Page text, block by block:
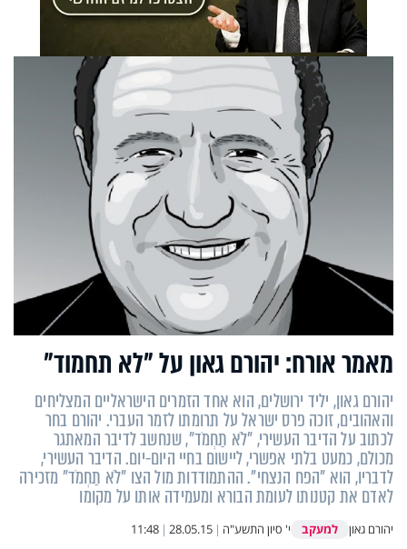
מאמר אורח: יהורם גאון על "לא תחמוד"
יהורם גאון, יליד ירושלים, הוא אחד הזמרים הישראליים המצליחים
והאהובים, זוכה פרס ישראל על תרומתו לזמר העברי. יהורם בחר
לכתוב על הדיבר העשירי, "לֹא תַחְמֹד", שנחשב לדיבר המאתגר
מכולם, כמעט בלתי אפשרי, ליישום בחיי היום-יום. הדיבר העשירי,
לדבריו, הוא "הפח הנצחי". ההתמודדות מול הצו "לֹא תַחְמֹד" מזכירה
לאדם את קטנותו לעומת הבורא ומעמידה אותו על מקומו
יהורם גאון למעקב י' סיון התשע"ה |
28.05.15
|
11:48